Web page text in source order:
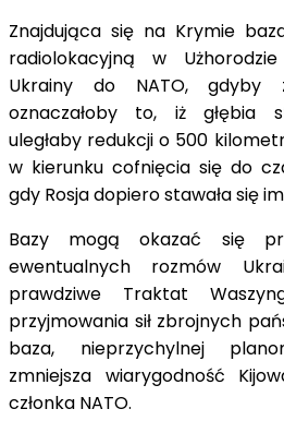
Znajdująca się na Krymie
radiolokacyjną w
Ukrainy do NATO, gdyby
oznaczałoby to, iż głębia
uległaby redukcji o 500
w kierunku cofnięcia się do
gdy Rosja dopiero stawała się
Bazy mogą okazać się
ewentualnych rozmów
prawdziwe Traktat
przyjmowania sił zbrojnych
baza, nieprzychylnej
zmniejsza wiarygodność
członka NATO.